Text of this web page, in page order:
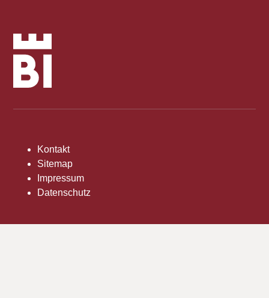
Kontakt
Sitemap
Impressum
Datenschutz